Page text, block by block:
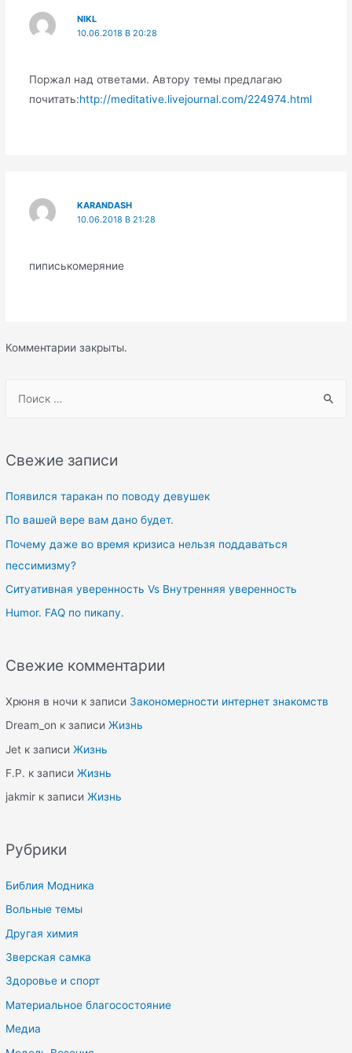
r
h
f
o
Свежие записи
Появился таракан по поводу девушек
По вашей вере вам дано будет.
Почему даже во время кризиса нельзя поддаваться
пессимизму?
Ситуативная уверенность Vs Внутренняя уверенность
Humor. FAQ по пикапу.
Свежие комментарии
Хрюня в ночи к записи Закономерности интернет знакомств
Dream_on к записиЖизнь
Jet к записиЖизнь
F.P. к записиЖизнь
jakmir к записиЖизнь
Рубрики
Библия Модника
Вольные темы
Другая химия
Зверская самка
Здоровье и спорт
Материальное благосостояние
Медиа
NIKL
10.06.2018 В 20:28
Поржал над ответами. Автору темы предлагаю
почитать:http://meditative.livejournal.com/224974.html
KARANDASH
10.06.2018 В 21:28
пиписькомеряние
Комментарии закрыты.